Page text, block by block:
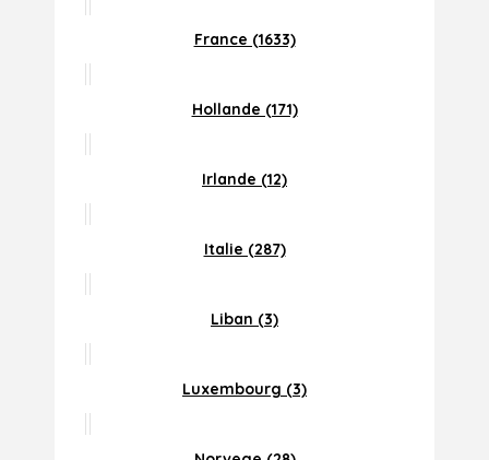
France (1633)
Hollande (171)
Irlande (12)
Italie (287)
Liban (3)
Luxembourg (3)